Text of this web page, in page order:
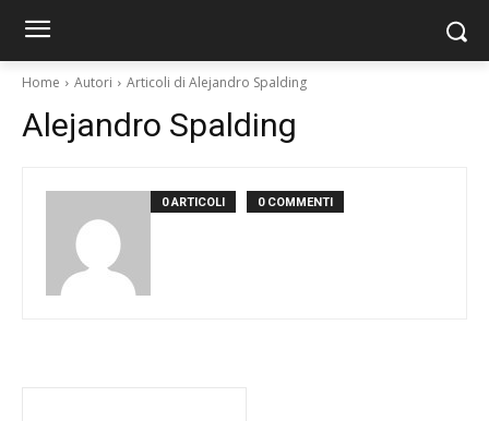
Home Autori Articoli di Alejandro Spalding
Alejandro Spalding
0 ARTICOLI 0 COMMENTI